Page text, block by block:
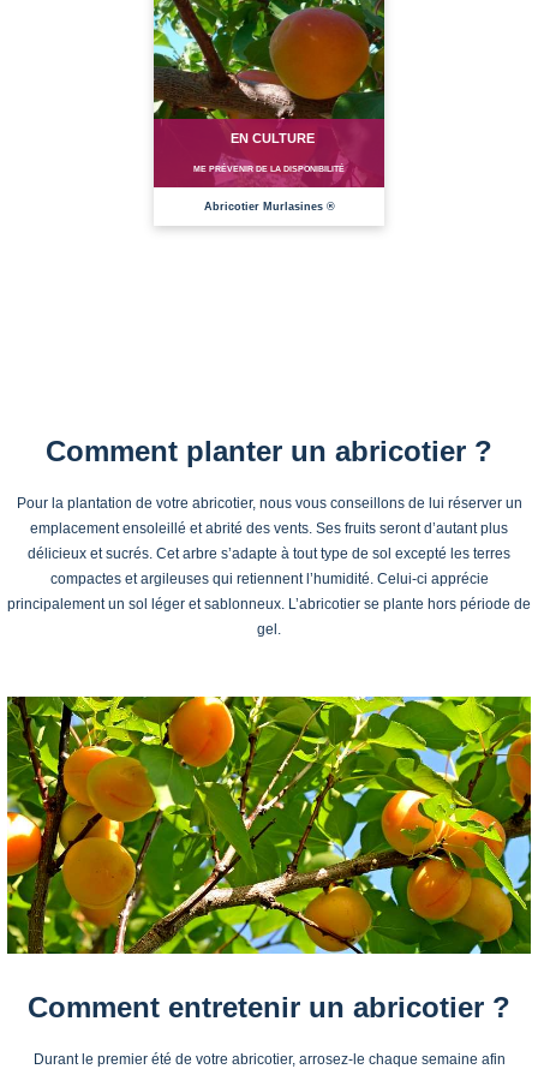
EN CULTURE
ME PRÉVENIR DE LA DISPONIBILITÉ
Abricotier Murlasines ®
Comment planter un abricotier ?
Pour la plantation de votre abricotier, nous vous conseillons de lui réserver un
emplacement ensoleillé et abrité des vents. Ses fruits seront d’autant plus
délicieux et sucrés. Cet arbre s’adapte à tout type de sol excepté les terres
compactes et argileuses qui retiennent l’humidité. Celui-ci apprécie
principalement un sol léger et sablonneux. L’abricotier se plante hors période de
gel.
Comment entretenir un abricotier ?
Durant le premier été de votre abricotier, arrosez-le chaque semaine afin